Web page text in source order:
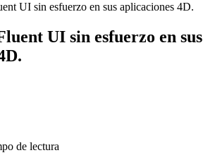
UI sin esfuerzo en sus aplicaciones 4D.
UI sin esfuerzo en sus
de lectura